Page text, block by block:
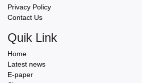
Privacy Policy
Contact Us
Quik Link
Home
Latest news
E-paper